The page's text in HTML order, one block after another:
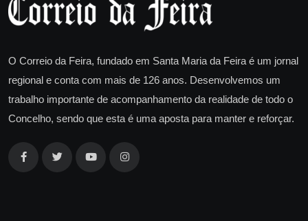
O Correio da Feira, fundado em Santa Maria da Feira é um jornal
regional e conta com mais de 126 anos. Desenvolvemos um
trabalho importante de acompanhamento da realidade de todo o
Concelho, sendo que esta é uma aposta para manter e reforçar.